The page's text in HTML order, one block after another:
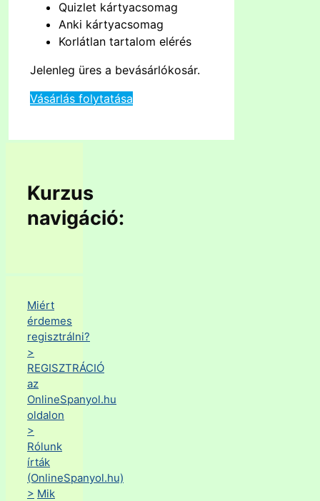
Quizlet kártyacsomag
Anki kártyacsomag
Korlátlan tartalom elérés
Jelenleg üres a bevásárlókosár.
Vásárlás folytatása
Kurzus
navigáció:
Miért
érdemes
regisztrálni?
>
REGISZTRÁCIÓ
az
OnlineSpanyol.hu
oldalon
>
Rólunk
írták
(OnlineSpanyol.hu)
> Mik